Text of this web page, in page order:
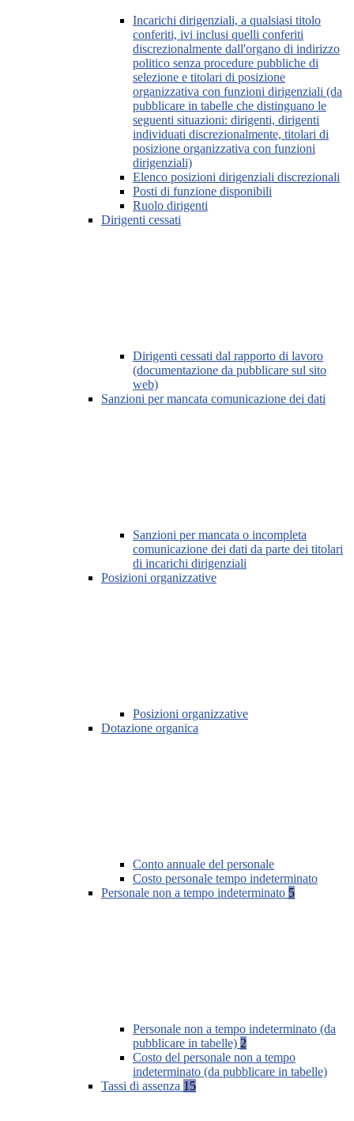
Incarichi dirigenziali, a qualsiasi titolo
conferiti, ivi inclusi quelli conferiti
discrezionalmente dall'organo di indirizzo
politico senza procedure pubbliche di
selezione e titolari di posizione
organizzativa con funzioni dirigenziali (da
pubblicare in tabelle che distinguano le
seguenti situazioni: dirigenti, dirigenti
individuati discrezionalmente, titolari di
posizione organizzativa con funzioni
dirigenziali)
Elenco posizioni dirigenziali discrezionali
Posti di funzione disponibili
Ruolo dirigenti
Dirigenti cessati
Dirigenti cessati dal rapporto di lavoro
(documentazione da pubblicare sul sito
web)
Sanzioni per mancata comunicazione dei dati
Sanzioni per mancata o incompleta
comunicazione dei dati da parte dei titolari
di incarichi dirigenziali
Posizioni organizzative
Posizioni organizzative
Dotazione organica
Conto annuale del personale
Costo personale tempo indeterminato
Personale non a tempo indeterminato 5
Personale non a tempo indeterminato (da
pubblicare in tabelle) 2
Costo del personale non a tempo
indeterminato (da pubblicare in tabelle)
Tassi di assenza 15